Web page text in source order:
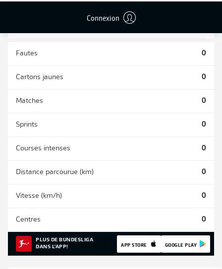
Connexion
0 0
Fautes 0
Cartons jaunes 0
Matches 0
Sprints 0
Courses intenses 0
Distance parcourue (km) 0
Vitesse (km/h) 0
Centres 0
PLUS DE BUNDESLIGA
DANS L'APP!
APP STORE GOOGLE PLAY